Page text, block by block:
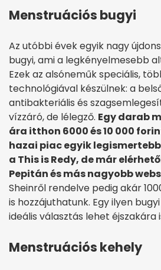
Menstruációs bugyi
Az utóbbi évek egyik nagy
bugyi, ami a legkényelmesebb
Ezek az alsóneműk speciális,
technológiával készülnek: a
antibakteriális és
vízzáró, de lélegző. Egy darab
ára itthon 6000 és 10 000
hazai piac egyik
a This is Redy, de már
Pepitán és más nagyobb
Sheinről rendelve pedig akár
is hozzájuthatunk. Egy ilyen
ideális választás lehet éjszakára
Menstruációs kehely